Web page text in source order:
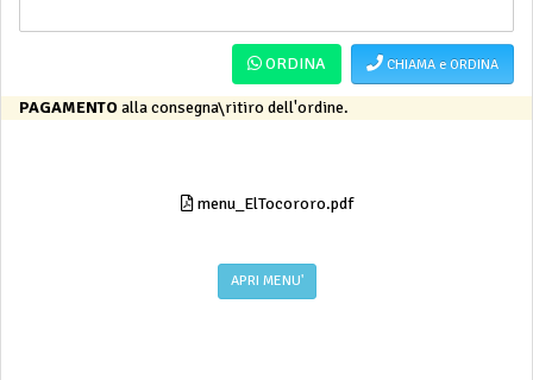
ORDINA CHIAMA e ORDINA
PAGAMENTOalla consegna\ritiro dell'ordine.
menu_ElTocororo.pdf
APRI MENU'